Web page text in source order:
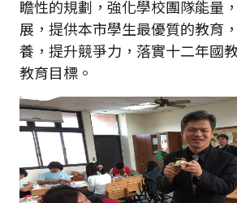
瞻性的規劃，強化學校團隊能量
展，提供本市學生最優質的教育
養，提升競爭力，落實十二年國
教育目標。